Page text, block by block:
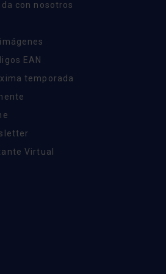
con nosotros
EAN
temporada
Virtual